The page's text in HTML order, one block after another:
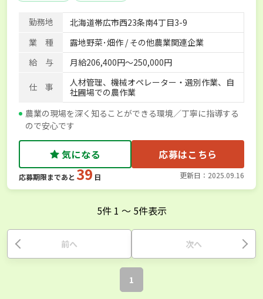
勤務地
北海道帯広市西23条南4丁目3-9
業 種
露地野菜･畑作 / その他農業関連企業
給 与
月給206,400円〜250,000円
仕 事
人材管理、機械オペレーター・選別作業、自
社圃場での農作業
農業の現場を深く知ることができる環境／丁寧に指導する
ので安心です
気になる 応募はこちら
応募期限まであと 39 日 更新日：2025.09.16
5件 1 〜 5件表示
前へ 次へ
1